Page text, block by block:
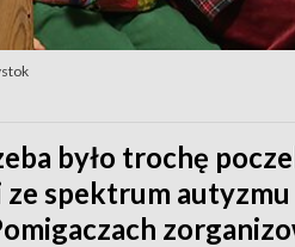
było trochę
ze spektrum